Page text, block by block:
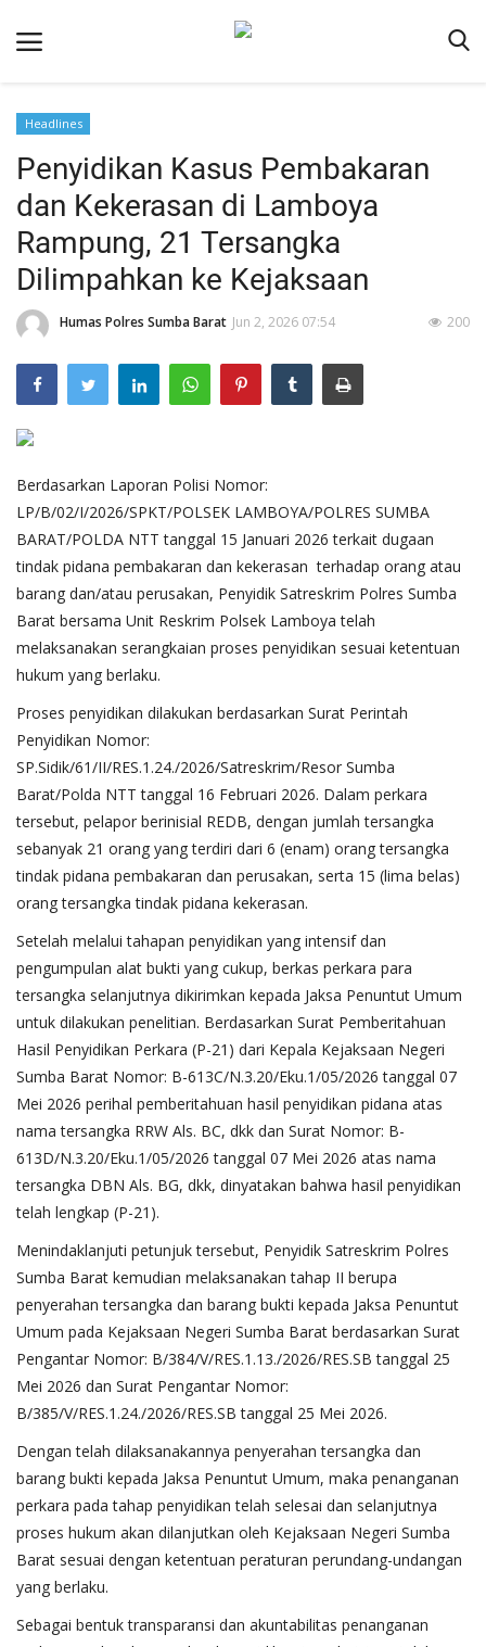
Redaksi
Binkam
Giat Ops
Polisi Kita
Headlines
Penyidikan Kasus Pembakaran
dan Kekerasan di Lamboya
Rampung, 21 Tersangka
Dilimpahkan ke Kejaksaan
Humas Polres Sumba Barat Jun 2, 2026 07:54 200
Berdasarkan Laporan Polisi Nomor:
LP/B/02/I/2026/SPKT/POLSEK LAMBOYA/POLRES SUMBA
BARAT/POLDA NTT tanggal 15 Januari 2026 terkait dugaan
tindak pidana pembakaran dan kekerasan terhadap orang atau
barang dan/atau perusakan, Penyidik Satreskrim Polres Sumba
Barat bersama Unit Reskrim Polsek Lamboya telah
melaksanakan serangkaian proses penyidikan sesuai ketentuan
hukum yang berlaku.
Proses penyidikan dilakukan berdasarkan Surat Perintah
Penyidikan Nomor:
SP.Sidik/61/II/RES.1.24./2026/Satreskrim/Resor Sumba
Barat/Polda NTT tanggal 16 Februari 2026. Dalam perkara
tersebut, pelapor berinisial REDB, dengan jumlah tersangka
sebanyak 21 orang yang terdiri dari 6 (enam) orang tersangka
tindak pidana pembakaran dan perusakan, serta 15 (lima belas)
orang tersangka tindak pidana kekerasan.
Setelah melalui tahapan penyidikan yang intensif dan
pengumpulan alat bukti yang cukup, berkas perkara para
tersangka selanjutnya dikirimkan kepada Jaksa Penuntut Umum
untuk dilakukan penelitian. Berdasarkan Surat Pemberitahuan
Hasil Penyidikan Perkara (P-21) dari Kepala Kejaksaan Negeri
Sumba Barat Nomor: B-613C/N.3.20/Eku.1/05/2026 tanggal 07
Mei 2026 perihal pemberitahuan hasil penyidikan pidana atas
nama tersangka RRW Als. BC, dkk dan Surat Nomor: B-
613D/N.3.20/Eku.1/05/2026 tanggal 07 Mei 2026 atas nama
tersangka DBN Als. BG, dkk, dinyatakan bahwa hasil penyidikan
telah lengkap (P-21).
Menindaklanjuti petunjuk tersebut, Penyidik Satreskrim Polres
Sumba Barat kemudian melaksanakan tahap II berupa
penyerahan tersangka dan barang bukti kepada Jaksa Penuntut
Umum pada Kejaksaan Negeri Sumba Barat berdasarkan Surat
Pengantar Nomor: B/384/V/RES.1.13./2026/RES.SB tanggal 25
Mei 2026 dan Surat Pengantar Nomor:
B/385/V/RES.1.24./2026/RES.SB tanggal 25 Mei 2026.
Dengan telah dilaksanakannya penyerahan tersangka dan
barang bukti kepada Jaksa Penuntut Umum, maka penanganan
perkara pada tahap penyidikan telah selesai dan selanjutnya
proses hukum akan dilanjutkan oleh Kejaksaan Negeri Sumba
Barat sesuai dengan ketentuan peraturan perundang-undangan
yang berlaku.
Sebagai bentuk transparansi dan akuntabilitas penanganan